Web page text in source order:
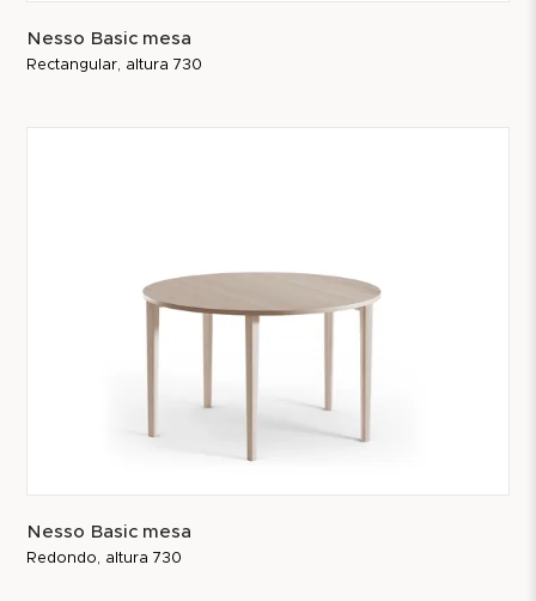
Nesso Basic mesa
Rectangular, altura 730
Nesso Basic mesa
Redondo, altura 730